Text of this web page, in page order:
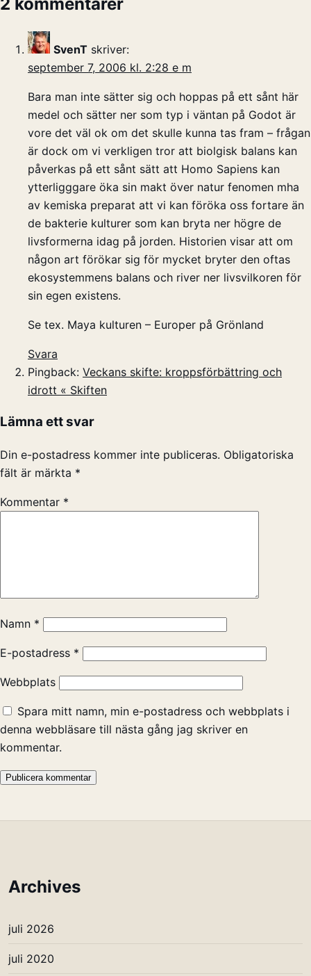
SvenT skriver:
september 7, 2006 kl. 2:28 e m
Bara man inte sätter sig och hoppas på ett sånt här
medel och sätter ner som typ i väntan på Godot är
vore det väl ok om det skulle kunna tas fram – frågan
är dock om vi verkligen tror att biolgisk balans kan
påverkas på ett sånt sätt att Homo Sapiens kan
ytterligggare öka sin makt över natur fenomen mha
av kemiska preparat att vi kan föröka oss fortare än
de bakterie kulturer som kan bryta ner högre de
livsformerna idag på jorden. Historien visar att om
någon art förökar sig för mycket bryter den oftas
ekosystemmens balans och river ner livsvilkoren för
sin egen existens.
Se tex. Maya kulturen – Europer på Grönland
Svara
Pingback: Veckans skifte: kroppsförbättring och
idrott « Skiften
Lämna ett svar
Din e-postadress kommer inte publiceras. Obligatoriska
fält är märkta *
Kommentar *
Namn *
E-postadress *
Webbplats
Spara mitt namn, min e-postadress och webbplats i
denna webbläsare till nästa gång jag skriver en
kommentar.
Archives
juli 2026
juli 2020